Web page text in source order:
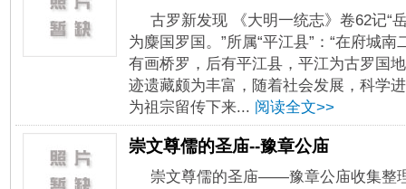
古罗新发现 《大明一统志》卷62记“
为麋国罗国。”所属“平江县”：“在府城
有画桥罗，后有平江县，平江为古罗国
迹遗藏颇为丰富，随着社会发展，科学
为祖宗留传下来... 阅读全文>>
崇文尊儒的圣庙--豫章公庙
崇文尊儒的圣庙——豫章公庙收集整